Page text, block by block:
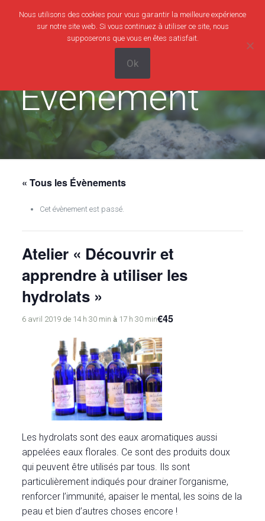
0
0,00€
Evènement
« Tous les Évènements
Cet évènement est passé.
Atelier « Découvrir et
apprendre à utiliser les
hydrolats »
6 avril 2019 de 14 h 30 min à 17 h 30 min€45
Les hydrolats sont des eaux aromatiques aussi
appelées eaux florales. Ce sont des produits doux
qui peuvent être utilisés par tous. Ils sont
particulièrement indiqués pour drainer l’organisme,
renforcer l’immunité, apaiser le mental, les soins de la
peau et bien d’autres choses encore !
Nous utilisons des cookies pour vous garantir la meilleure expérience
sur notre site web. Si vous continuez à utiliser ce site, nous
supposerons que vous en êtes satisfait.
Ok